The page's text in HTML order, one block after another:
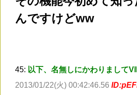
んですけどww
45: 以下、名無しにかわりまして
2013/01/22(火) 00:42:46.56